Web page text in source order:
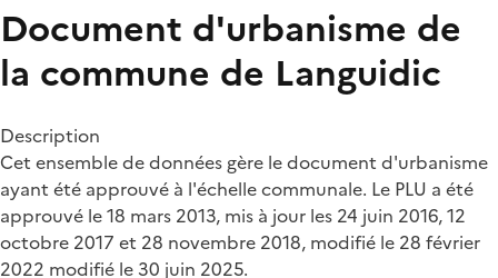
Document d'urbanisme de
la commune de Languidic
Description
Cet ensemble de données gère le document d'urbanisme
ayant été approuvé à l'échelle communale. Le PLU a été
approuvé le 18 mars 2013, mis à jour les 24 juin 2016, 12
octobre 2017 et 28 novembre 2018, modifié le 28 février
2022 modifié le 30 juin 2025.